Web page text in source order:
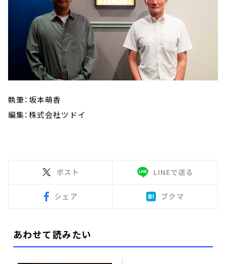
執筆：坂本萌香
編集：株式会社ツドイ
ポスト LINEで送る
シェア ブクマ
あわせて読みたい